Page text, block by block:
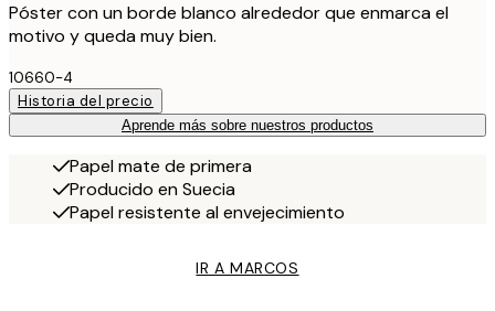
Póster con un borde blanco alrededor que enmarca el
motivo y queda muy bien.
10660-4
Historia del precio
Aprende más sobre nuestros productos
Papel mate de primera
Producido en Suecia
Papel resistente al envejecimiento
IR A MARCOS